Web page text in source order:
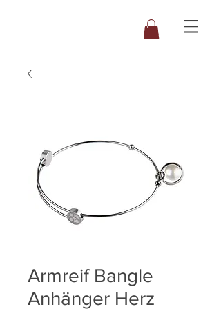
Armreif Bangle
Anhänger Herz